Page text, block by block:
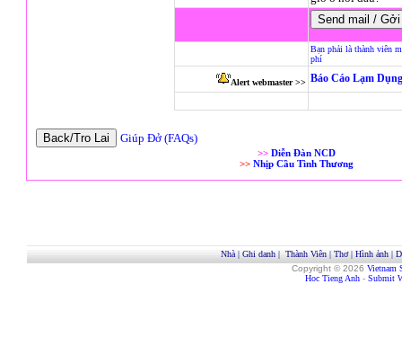
Bạn phải là thành viên
phí
Alert webmaster >> Báo Cáo Lạm
Giúp Đở (FAQs)
>> Diễn Đàn NCD
>> Nhịp Cầu Tình Thương
Nhà| Ghi danh| Thành Viên| Thơ| Hình ảnh|
Copyright © 2026 Vietnam
Hoc Tieng Anh - Submit